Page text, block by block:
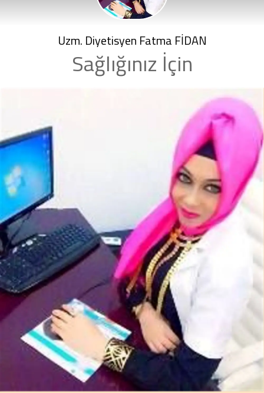
Uzm. Diyetisyen Fatma FİDAN
Sağlığınız İçin